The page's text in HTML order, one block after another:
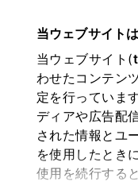
必須です。
当ウェブサイト
当ウェブサイト(
わせたコンテン
定を行っていま
ディアや広告配
された情報とユ
を使用したとき
使用を続行する
中古車：
お客さま情報の